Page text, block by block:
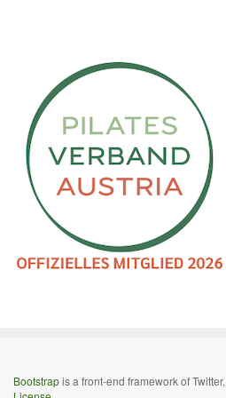
Bootstrapis a front-end framework of